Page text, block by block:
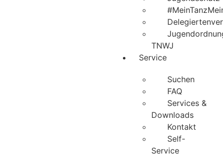
TNWJ
Service
Suchen
FAQ
Services &
Downloads
Kontakt
Self-
Service